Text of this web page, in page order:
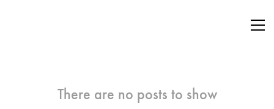
There are no posts to show